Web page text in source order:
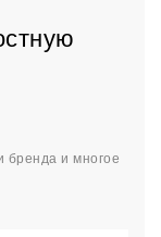
бренда и многое